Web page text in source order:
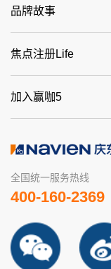
品牌故事
焦点注册Life
加入赢咖5
全国统一服务热线
400-160-2369